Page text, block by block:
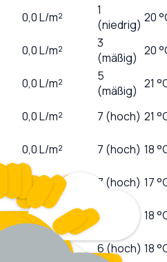
0,0L/m²
1
(niedrig) 20
0,0L/m²
3
(mäßig) 20
0,0L/m²
5
(mäßig) 21
0,0L/m² 7 (hoch) 21
0,0L/m² 7 (hoch) 18
L/m² 7 (hoch) 17
0,0L/m² 7 (hoch) 18
6 (hoch) 18